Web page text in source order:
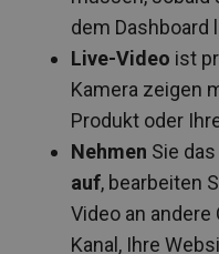
dem Dashboard
Live-Video ist
Kamera zeigen
Produkt oder
Nehmen Sie
auf, bearbeiten
Video an andere
Kanal, Ihre